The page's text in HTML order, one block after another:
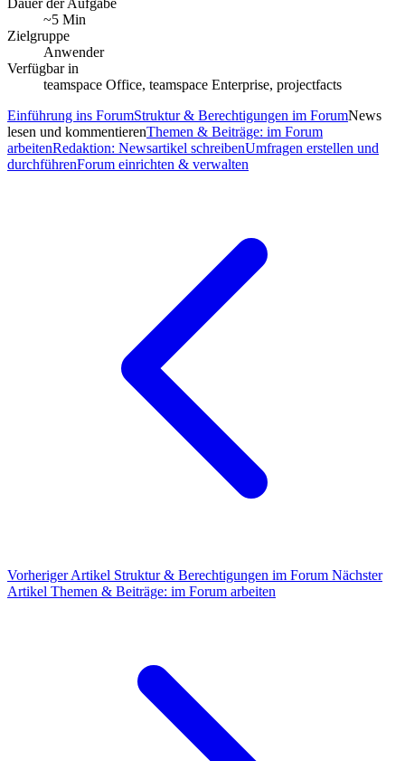
Dauer der Aufgabe
~5 Min
Zielgruppe
Anwender
Verfügbar in
teamspace Office, teamspace Enterprise, projectfacts
Einführung ins ForumStruktur & Berechtigungen im ForumNews
lesen und kommentierenThemen & Beiträge: im Forum
arbeitenRedaktion: Newsartikel schreibenUmfragen erstellen und
durchführenForum einrichten & verwalten
Vorheriger Artikel Struktur & Berechtigungen im Forum Nächster
Artikel Themen & Beiträge: im Forum arbeiten